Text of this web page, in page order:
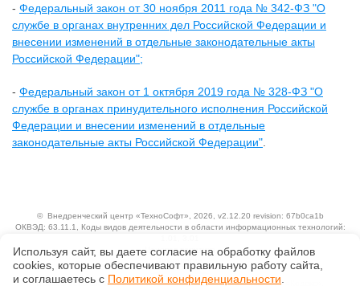
- Федеральный закон от 30 ноября 2011 года № 342-ФЗ "О
службе в органах внутренних дел Российской Федерации и
внесении изменений в отдельные законодательные акты
Российской Федерации";
- Федеральный закон от 1 октября 2019 года № 328-ФЗ "О
службе в органах принудительного исполнения Российской
Федерации и внесении изменений в отдельные
законодательные акты Российской Федерации"
© Внедренческий центр «ТехноСофт», 2026, v2.12.20 revision: 67b0ca1b
ОКВЭД: 63.11.1, Коды видов деятельности в области информационных технологий:
Ценовая политика
Исключительные авторские и смежные права принадлежат АО «Кодекс».
Используя сайт, вы даете согласие на обработку файлов
сооkiеs, которые обеспечивают правильную работу сайта,
и соглашаетесь с Политикой конфиденциальности.